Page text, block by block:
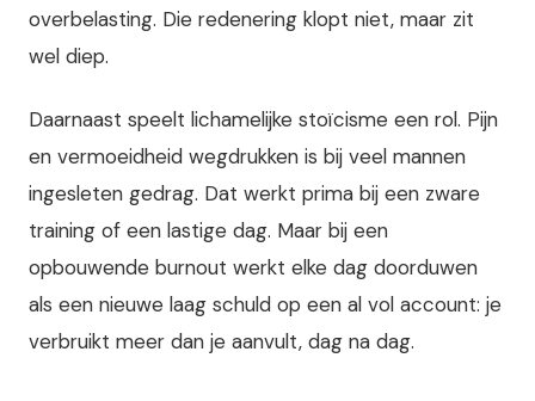
overbelasting. Die redenering klopt niet, maar zit
wel diep.
Daarnaast speelt lichamelijke stoïcisme een rol. Pijn
en vermoeidheid wegdrukken is bij veel mannen
ingesleten gedrag. Dat werkt prima bij een zware
training of een lastige dag. Maar bij een
opbouwende burnout werkt elke dag doorduwen
als een nieuwe laag schuld op een al vol account: je
verbruikt meer dan je aanvult, dag na dag.